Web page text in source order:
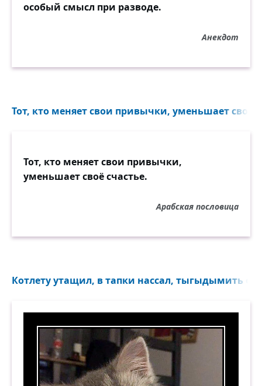
особый смысл при разводе.
Анекдот
Тот, кто меняет свои привычки, уменьшает своё
Тот, кто меняет свои привычки,
уменьшает своё счастье.
Арабская пословица
Котлету утащил, в тапки нассал, тыгыдымить